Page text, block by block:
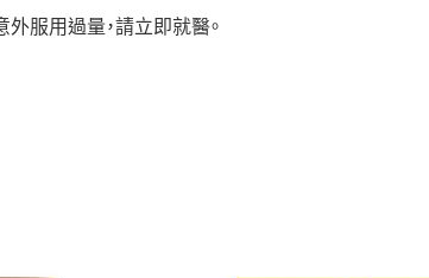
服用過量，請立即就醫。